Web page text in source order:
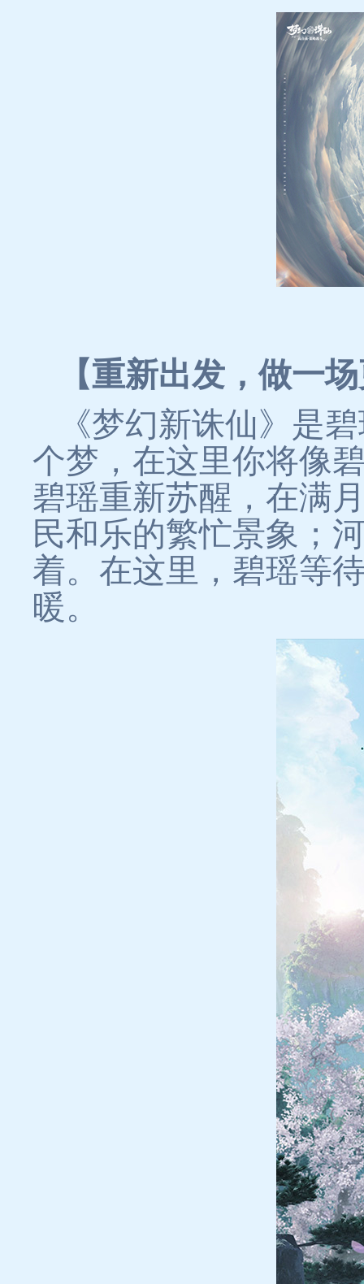
【重新出发，做一
《梦幻新诛仙》是
个梦，在这里你将像
碧瑶重新苏醒，在满
民和乐的繁忙景象；
着。在这里，碧瑶等
暖。